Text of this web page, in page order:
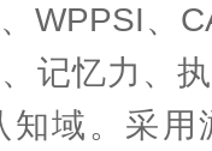
、
记忆力、
知域。采